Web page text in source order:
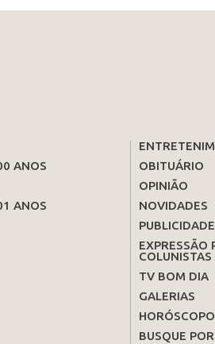
ANOS
ANOS
OBITUÁRIO
OPINIÃO
NOVIDADES
EXPRESSÃO
COLUNISTAS
TV BOM DIA
GALERIAS
HORÓSCOPO
BUSQUE